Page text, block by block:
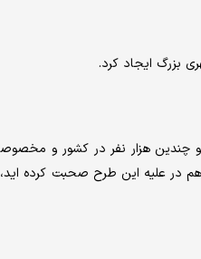
بزرگ ایجاد کرد.
هزار نفر در کشور و مخصوصا
در علیه این طرح صحبت کرده اید،